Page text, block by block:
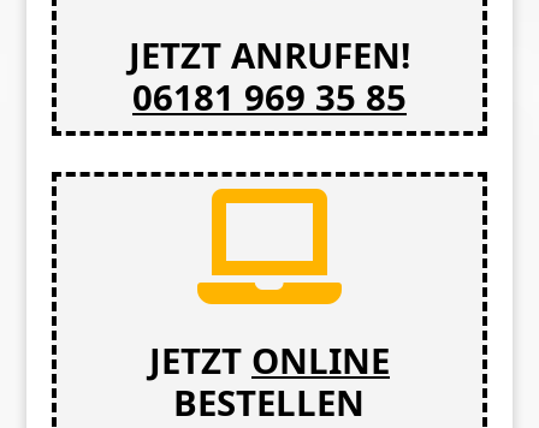
JETZT ANRUFEN!
06181 969 35 85

JETZT ONLINE
BESTELLEN